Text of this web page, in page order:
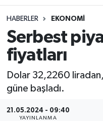
HABERLER EKONOMI
Serbest
fiyatları
Dolar 32,2260
güne başladı.
21.05.2024 - 09:40
YAYINLANMA
Gündem
Yurttan Haberler
Ekonomi
Teknoloji
Sağlık
Rize Hava Durumu
Rize Trafik
Süper Lig Puan
Tüm Manşetler
Son Dakika